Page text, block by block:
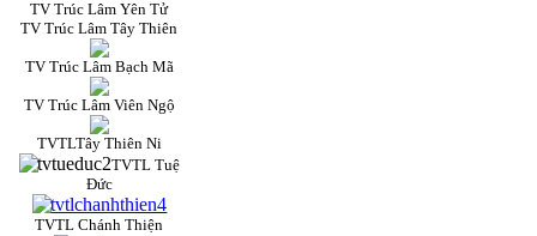
TV Trúc Lâm Yên Tử
TV Trúc Lâm Tây Thiên
TV Trúc Lâm Bạch Mã
TV Trúc Lâm Viên Ngộ
TVTLTây Thiên Ni
TVTL Tuệ
Đức
TVTL Chánh Thiện